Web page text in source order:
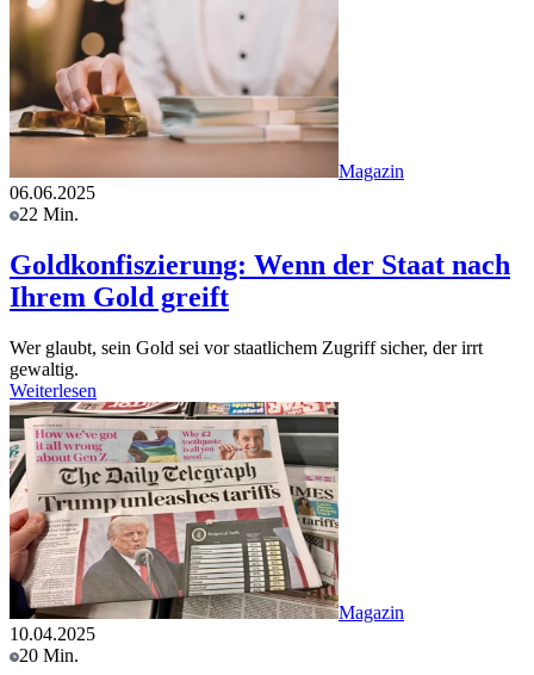
Magazin
06.06.2025
22 Min.
Goldkonfiszierung: Wenn der Staat nach
Ihrem Gold greift
Wer glaubt, sein Gold sei vor staatlichem Zugriff sicher, der irrt
gewaltig.
Weiterlesen
Magazin
10.04.2025
20 Min.